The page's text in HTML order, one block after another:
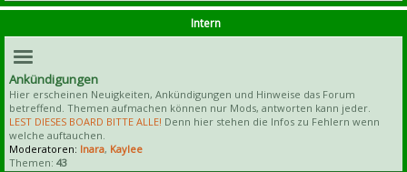
Intern
Ankündigungen
Hier erscheinen Neuigkeiten, Ankündigungen und Hinweise das Forum
betreffend. Themen aufmachen können nur Mods, antworten kann jeder.
LEST DIESES BOARD BITTE ALLE! Denn hier stehen die Infos zu Fehlern wenn
welche auftauchen.
Moderatoren: Inara, Kaylee
Themen: 43